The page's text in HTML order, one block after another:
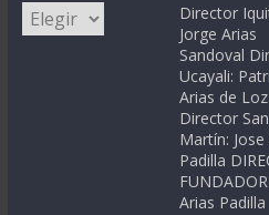
Categorías
Director
Jorge Arias
Sandoval
Ucayali:
Arias de
Director San
Martín: Jose
Padilla
Arias Padilla